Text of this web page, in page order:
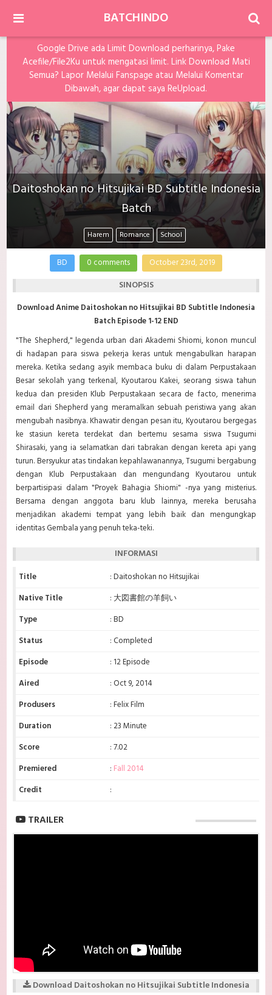
BATCHINDO
Google Drive ada Limit Download perharinya, Pake
Acefile/File2Ku untuk mengatasi limit. Link Download Mati
Semua? Lapor Melalui Fanspage atau Melalui Komentar
Dibawah, agar dapat saya ReUpload.
Daitoshokan no Hitsujikai BD Subtitle Indonesia
Batch
Harem Romance School
BD 0 comments October 23rd, 2019
SINOPSIS
Download Anime Daitoshokan no Hitsujikai BD Subtitle Indonesia
Batch Episode 1-12 END
"The Shepherd," legenda urban dari Akademi Shiomi, konon muncul
di hadapan para siswa pekerja keras untuk mengabulkan harapan
mereka. Ketika sedang asyik membaca buku di dalam Perpustakaan
Besar sekolah yang terkenal, Kyoutarou Kakei, seorang siswa tahun
kedua dan presiden Klub Perpustakaan secara de facto, menerima
email dari Shepherd yang meramalkan sebuah peristiwa yang akan
mengubah nasibnya. Khawatir dengan pesan itu, Kyoutarou bergegas
ke stasiun kereta terdekat dan bertemu sesama siswa Tsugumi
Shirasaki, yang ia selamatkan dari tabrakan dengan kereta api yang
turun. Bersyukur atas tindakan kepahlawanannya, Tsugumi bergabung
dengan Klub Perpustakaan dan mengundang Kyoutarou untuk
berpartisipasi dalam "Proyek Bahagia Shiomi" -nya yang misterius.
Bersama dengan anggota baru klub lainnya, mereka berusaha
menjadikan akademi tempat yang lebih baik dan mengungkap
identitas Gembala yang penuh teka-teki.
INFORMASI
Title
: Daitoshokan no Hitsujikai
Native Title
: 大図書館の羊飼い
Type
: BD
Status
: Completed
Episode
: 12 Episode
Aired
: Oct 9, 2014
Produsers
: Felix Film
Duration
: 23 Minute
Score
: 7.02
Premiered
: Fall 2014
Credit
:
TRAILER
Download Daitoshokan no Hitsujikai Subtitle Indonesia